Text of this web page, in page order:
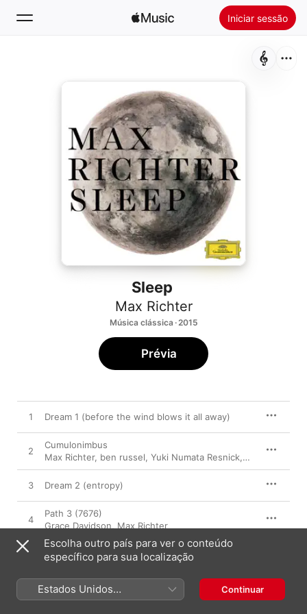
Iniciar sessão
Novidades
Instalar o Apple Music
Sleep
Max Richter
Música clássica · 2015
Prévia
1 Dream 1 (before the wind blows it all away)
2
Cumulonimbus
Max Richter, ben russel, Yuki Numata Resnick, Caleb Burhans
3 Dream 2 (entropy)
4
Path 3 (7676)
Grace Davidson, Max Richter
whose name is written on water
Grace Davidson,Max Richter
Patterns (cypher)
Max Richter,Yuki Numata Resnick Caleb Burhans ,Clarice
Escolha outro país para ver o conteúdo
específico para sua localização
Estados Unidos
(Português Brasil)
Continuar